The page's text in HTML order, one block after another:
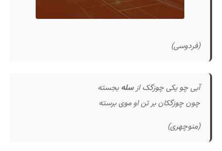
(فردوسی)
آبی چو یکی چوزگک ازسله بجسته
چون چوزگکان بر تن او موی برسته
(منوچهری)